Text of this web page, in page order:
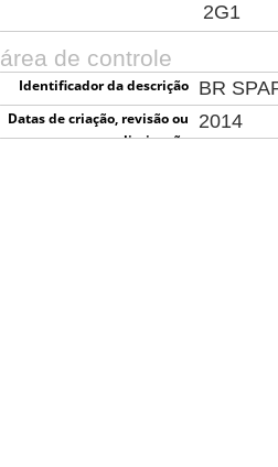
2G1
área de controle
Identificador da descrição BR
Datas de criação, revisão ou
eliminação
2014